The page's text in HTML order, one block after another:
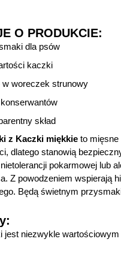
O PRODUKCIE:
dla psów
kaczki
w woreczek strunowy
skład
z Kaczki miękkie to
dlatego stanowią
pokarmowej lub
Z powodzeniem wspierają
Będą świetnym
jest niezwykle